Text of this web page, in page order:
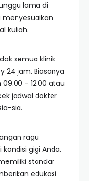
lama di
menyesuaikan
kuliah.
semua klinik
24 jam. Biasanya
– 12.00 atau
jadwal dokter
sia.
ragu
gigi Anda.
standar
edukasi